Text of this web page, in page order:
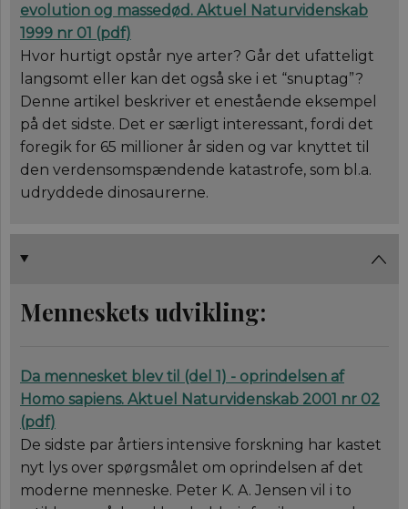
evolution og massedød. Aktuel Naturvidenskab
1999 nr 01 (pdf)
Hvor hurtigt opstår nye arter? Går det ufatteligt
langsomt eller kan det også ske i et “snuptag”?
Denne artikel beskriver et enestående eksempel
på det sidste. Det er særligt interessant, fordi det
foregik for 65 millioner år siden og var knyttet til
den verdensomspændende katastrofe, som bl.a.
udryddede dinosaurerne.
Menneskets udvikling:
Da mennesket blev til (del 1) - oprindelsen af
Homo sapiens. Aktuel Naturvidenskab 2001 nr 02
(pdf)
De sidste par årtiers intensive forskning har kastet
nyt lys over spørgsmålet om oprindelsen af det
moderne menneske. Peter K. A. Jensen vil i to